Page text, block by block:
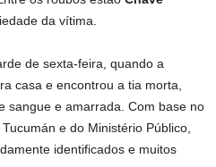
da vítima.
de sexta-feira, quando a
casa e encontrou a tia morta,
sangue e amarrada. Com base no
e do Ministério Público,
identificados e muitos